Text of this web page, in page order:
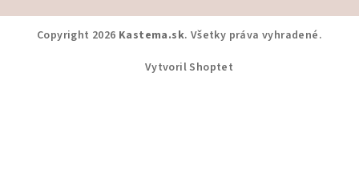
Copyright 2026 Kastema.sk. Všetky práva vyhradené.
Vytvoril Shoptet